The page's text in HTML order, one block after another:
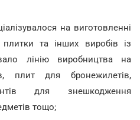
на виготовленні
та інших виробів із
лінію виробництва на
плит для бронежилетів,
для знешкодження
тощо;